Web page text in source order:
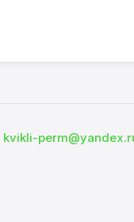
kvikli-